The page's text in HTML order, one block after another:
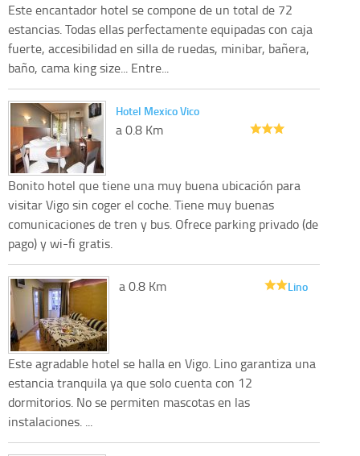
Este encantador hotel se compone de un total de 72
estancias. Todas ellas perfectamente equipadas con caja
fuerte, accesibilidad en silla de ruedas, minibar, bañera,
baño, cama king size... Entre...
Hotel Mexico Vico
a 0.8 Km
Bonito hotel que tiene una muy buena ubicación para
visitar Vigo sin coger el coche. Tiene muy buenas
comunicaciones de tren y bus. Ofrece parking privado (de
pago) y wi-fi gratis.
Lino
a 0.8 Km
Este agradable hotel se halla en Vigo. Lino garantiza una
estancia tranquila ya que solo cuenta con 12
dormitorios. No se permiten mascotas en las
instalaciones. ...